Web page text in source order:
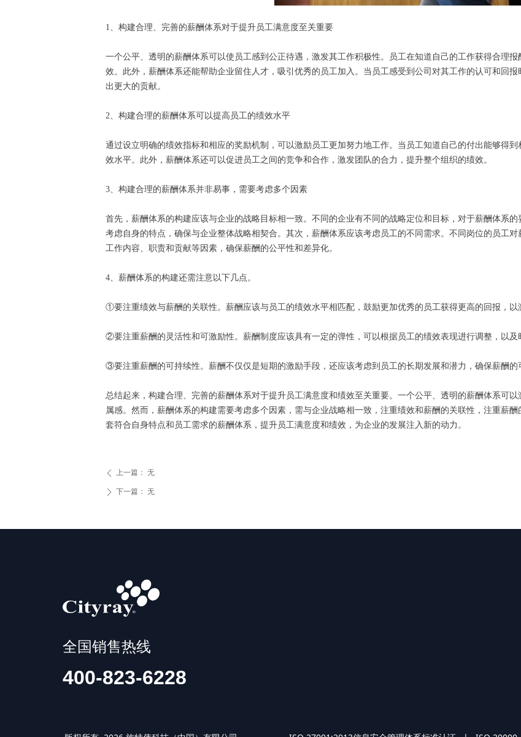
1、构建合理、完善的薪酬体系对于提升员工满意度至关重要
一个公平、透明的薪酬体系可以使员工感到公正待遇，激发其工作积极性。员工在知道自己的工作获得合理
效。此外，薪酬体系还能帮助企业留住人才，吸引优秀的员工加入。当员工感受到公司对其工作的认可和回
出更大的贡献。
2、构建合理的薪酬体系可以提高员工的绩效水平
通过设立明确的绩效指标和相应的奖励机制，可以激励员工更加努力地工作。当员工知道自己的付出能够得
效水平。此外，薪酬体系还可以促进员工之间的竞争和合作，激发团队的合力，提升整个组织的绩效。
3、构建合理的薪酬体系并非易事，需要考虑多个因素
首先，薪酬体系的构建应该与企业的战略目标相一致。不同的企业有不同的战略定位和目标，对于薪酬体系
考虑自身的特点，确保与企业整体战略相契合。其次，薪酬体系应该考虑员工的不同需求。不同岗位的员工
工作内容、职责和贡献等因素，确保薪酬的公平性和差异化。
4、薪酬体系的构建还需注意以下几点。
①要注重绩效与薪酬的关联性。薪酬应该与员工的绩效水平相匹配，鼓励更加优秀的员工获得更高的回报，
②要注重薪酬的灵活性和可激励性。薪酬制度应该具有一定的弹性，可以根据员工的绩效表现进行调整，以
③要注重薪酬的可持续性。薪酬不仅仅是短期的激励手段，还应该考虑到员工的长期发展和潜力，确保薪酬的
总结起来，构建合理、完善的薪酬体系对于提升员工满意度和绩效至关重要。一个公平、透明的薪酬体系可
属感。然而，薪酬体系的构建需要考虑多个因素，需与企业战略相一致，注重绩效和薪酬的关联性，注重薪
套符合自身特点和员工需求的薪酬体系，提升员工满意度和绩效，为企业的发展注入新的动力。
ꄴ 上一篇： 无
ꄲ 下一篇： 无
全国销售热线
400-823-6228